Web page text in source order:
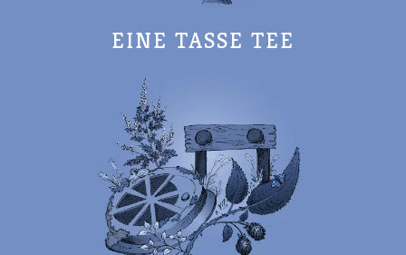
EINE TASSE TEE